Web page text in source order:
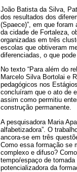
João Batista da Silva,
dos resultados dos
(Spaece)”, em que
da cidade de Fortaleza,
organizadas em três
escolas que obtiveram
diferenciadas, o que
No texto “Para além do
Marcelo Silva Bortolai e
pedagógicos nos
concluíram que o ato de
assim como permitiu
construção permanente.
A pesquisadora Maria
alfabetizadora”. O
ancora-se em três
Como essa formação se
complexo e difuso?
tempo/espaço de
potencializadora da